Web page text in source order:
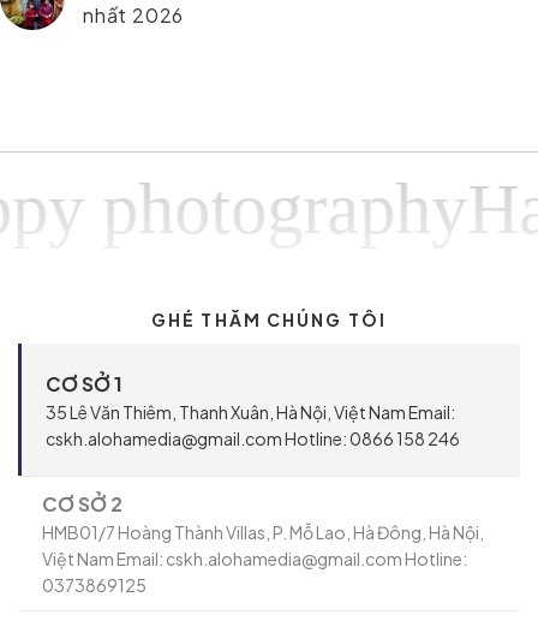
nhất 2026
GHÉ THĂM CHÚNG TÔI
CƠ SỞ 1
35 Lê Văn Thiêm, Thanh Xuân, Hà Nội, Việt Nam Email:
cskh.alohamedia@gmail.com Hotline: 0866 158 246
CƠ SỞ 2
HMB01/7 Hoàng Thành Villas, P. Mỗ Lao, Hà Đông, Hà Nội,
Việt Nam Email: cskh.alohamedia@gmail.com Hotline:
0373869125